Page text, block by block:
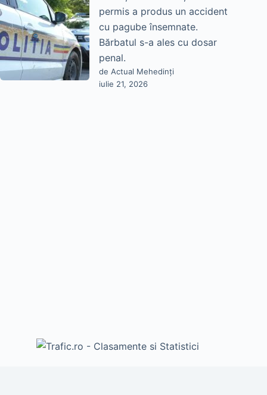
permis a produs un accident
cu pagube însemnate.
Bărbatul s-a ales cu dosar
penal.
de Actual Mehedinți
iulie 21, 2026